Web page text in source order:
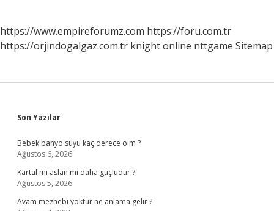
https://www.empireforumz.com https://foru.com.tr
https://orjindogalgaz.com.tr knight online nttgame Sitemap
Sidebar
Son Yazılar
Bebek banyo suyu kaç derece olm ?
Ağustos 6, 2026
Kartal mı aslan mı daha güçlüdür ?
Ağustos 5, 2026
Avam mezhebi yoktur ne anlama gelir ?